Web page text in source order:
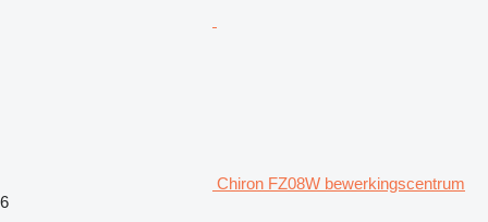
Chiron FZ08W bewerkingscentrum
6